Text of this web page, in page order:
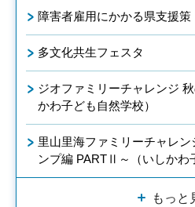
障害者雇用にかかる県支援策
多文化共生フェスタ
ジオファミリーチャレンジ
かわ子ども自然学校）
里山里海ファミリーチャレ
ンプ編 PARTⅡ～（いしかわ
もっと